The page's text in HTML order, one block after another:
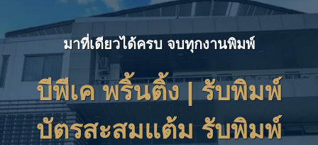
มาที่เดียวได้ครบ จบทุกงานพิมพ์
บีพีเค พริ้นติ้ง | รับพิมพ์
บัตรสะสมแต้ม รับพิมพ์